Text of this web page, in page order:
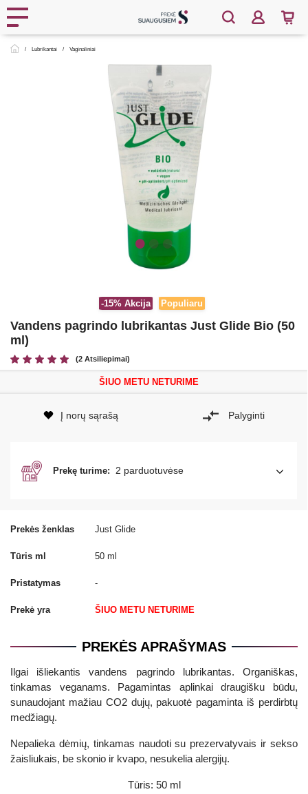
Lubrikantai Vaginaliniai
-15% Akcija Populiaru
Vandens pagrindo lubrikantas Just Glide Bio (50
ml)
(2 Atsiliepimai)
Prekės ženklas Just Glide
Tūris ml 50 ml
Pristatymas -
Prekė yra ŠIUO METU NETURIME
ŠIUO METU NETURIME
Į norų sąrašą Palyginti
Prekę turime: 2 parduotuvėse
PREKĖS APRAŠYMAS
Ilgai išliekantis vandens pagrindo lubrikantas. Organiškas,
tinkamas veganams. Pagamintas aplinkai draugišku būdu,
sunaudojant mažiau CO2 dujų, pakuotė pagaminta iš perdirbtų
medžiagų.
Nepalieka dėmių, tinkamas naudoti su prezervatyvais ir sekso
žaisliukais, be skonio ir kvapo, nesukelia alergijų.
Tūris: 50 ml